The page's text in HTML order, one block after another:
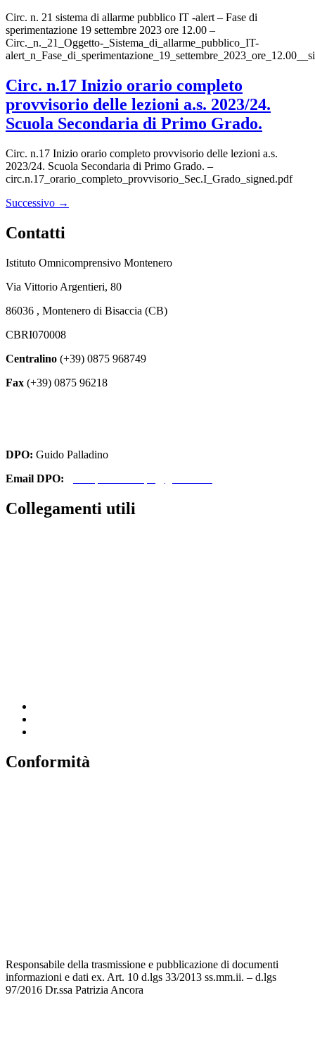
Circ. n. 21 sistema di allarme pubblico IT -alert – Fase di
sperimentazione 19 settembre 2023 ore 12.00 –
Circ._n._21_Oggetto-_Sistema_di_allarme_pubblico_IT-
Circ. n.17 Inizio orario completo
provvisorio delle lezioni a.s. 2023/24.
Scuola Secondaria di Primo Grado.
Circ. n.17 Inizio orario completo provvisorio delle lezioni a.s.
2023/24. Scuola Secondaria di Primo Grado. –
circ.n.17_orario_completo_provvisorio_Sec.I_Grado_signed.pdf
Successivo →
Contatti
Istituto Omnicomprensivo Montenero
Via Vittorio Argentieri, 80
86036 , Montenero di Bisaccia (CB)
CBRI070008
Centralino (+39) 0875 968749
Fax (+39) 0875 96218
DPO: Guido Palladino
Email DPO:
Collegamenti utili
Conformità
Responsabile della trasmissione e pubblicazione di documenti
informazioni e dati ex. Art. 10 d.lgs 33/2013 ss.mm.ii. – d.lgs
97/2016 Dr.ssa Patrizia Ancora